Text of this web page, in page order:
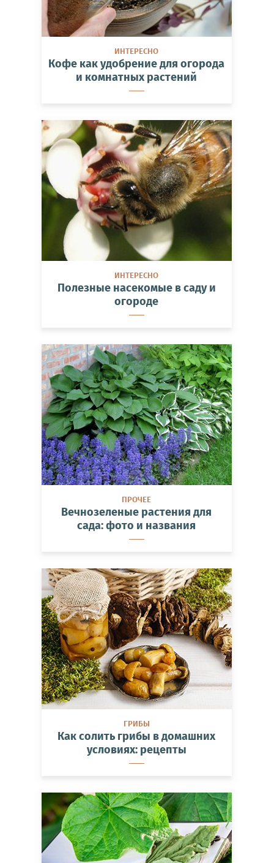
ИНТЕРЕСНО
Кофе как удобрение для огорода
и комнатных растений
ИНТЕРЕСНО
Полезные насекомые в саду и
огороде
ПРОЧЕЕ
Вечнозеленые растения для
сада: фото и названия
ГРИБЫ
Как солить грибы в домашних
условиях: рецепты